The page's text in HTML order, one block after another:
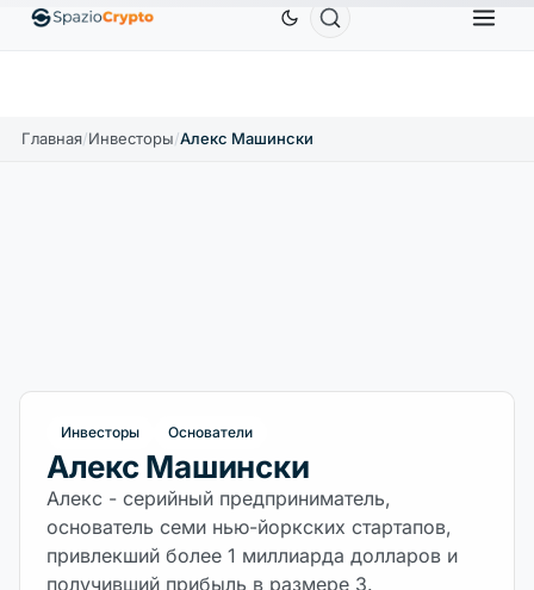
↑1.10% EthereumETH1 880,58 $ TetherUSDT BNB
Главная/Инвесторы/Алекс Машински
Инвесторы Основатели
Алекс Машински
Алекс - серийный предприниматель,
основатель семи нью-йоркских стартапов,
привлекший более 1 миллиарда долларов и
получивший прибыль в размере 3.